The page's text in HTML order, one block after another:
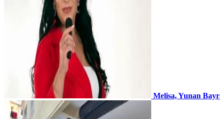
Melisa, Yunan